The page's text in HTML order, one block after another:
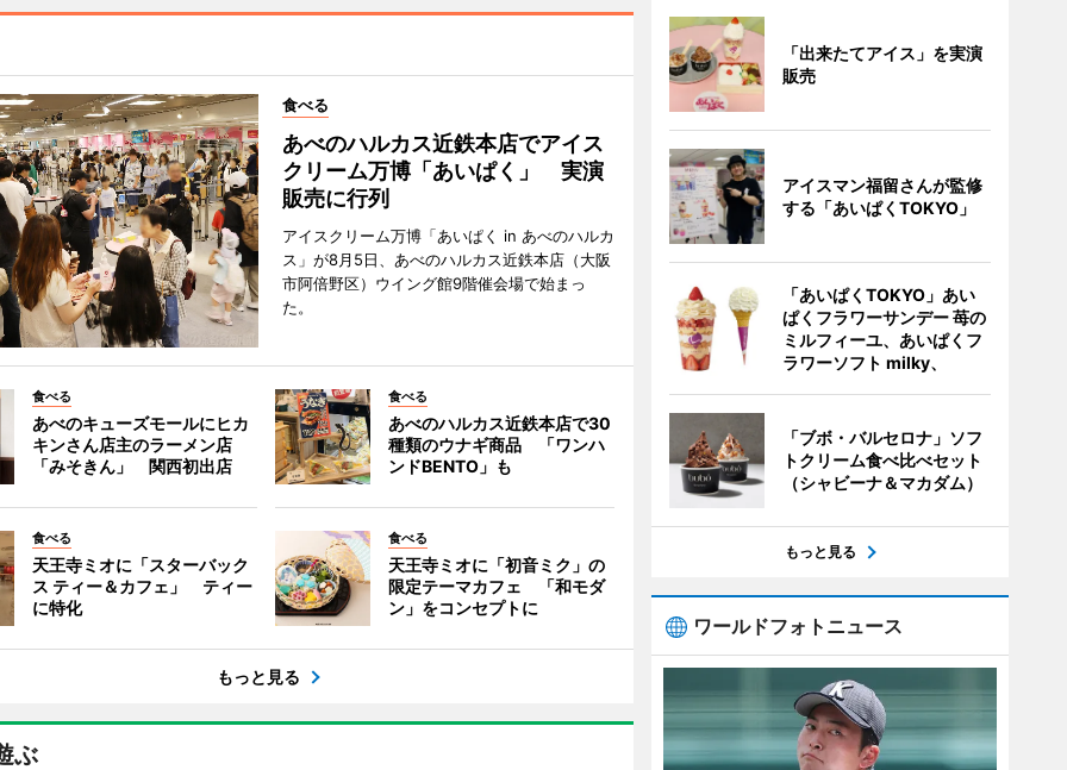
食べる
あべのハルカス近鉄本店でアイス
クリーム万博「あいぱく」 実演
販売に行列
アイスクリーム万博「あいぱく in あべのハルカ
ス」が8月5日、あべのハルカス近鉄本店（大阪
市阿倍野区）ウイング館9階催会場で始まっ
た。
食べる
あべのキューズモールにヒカ
キンさん店主のラーメン店
「みそきん」 関西初出店
食べる
あべのハルカス近鉄本店で30
種類のウナギ商品 「ワンハ
ンドBENTO」も
食べる
天王寺ミオに「スターバック
ス ティー＆カフェ」 ティー
に特化
食べる
天王寺ミオに「初音ミク」の
限定テーマカフェ 「和モダ
ン」をコンセプトに
もっと見る
ぶ
「出来たてアイス」を実演
販売
アイスマン福留さんが監修
する「あいぱくTOKYO」
「あいぱくTOKYO」あい
ぱくフラワーサンデー 苺の
ミルフィーユ、あいぱくフ
ラワーソフト milky、
「ブボ・バルセロナ」ソフ
トクリーム食べ比べセット
（シャビーナ＆マカダム）
もっと見る
ワールドフォトニュース